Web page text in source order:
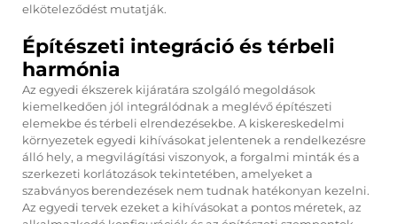
elköteleződést mutatják.
Építészeti integráció és térbeli
harmónia
Az egyedi ékszerek kijáratára szolgáló megoldások
kiemelkedően jól integrálódnak a meglévő építészeti
elemekbe és térbeli elrendezésekbe. A kiskereskedelmi
környezetek egyedi kihívásokat jelentenek a rendelkezésre
álló hely, a megvilágítási viszonyok, a forgalmi minták és a
szerkezeti korlátozások tekintetében, amelyeket a
szabványos berendezések nem tudnak hatékonyan kezelni.
Az egyedi tervek ezeket a kihívásokat a pontos méretek, az